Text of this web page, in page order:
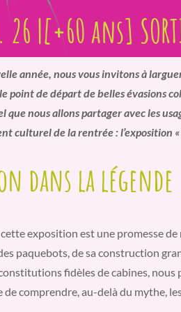
|[+60 ans]
année, nous vous invitons à
point de départ de belles évasions
nous allons partager avec les
culturel de la rentrée : l’exposition
dans la légende
exposition est une promesse
paquebots, de sa construction
fidèles de cabines, nous
de comprendre, au-delà du mythe,